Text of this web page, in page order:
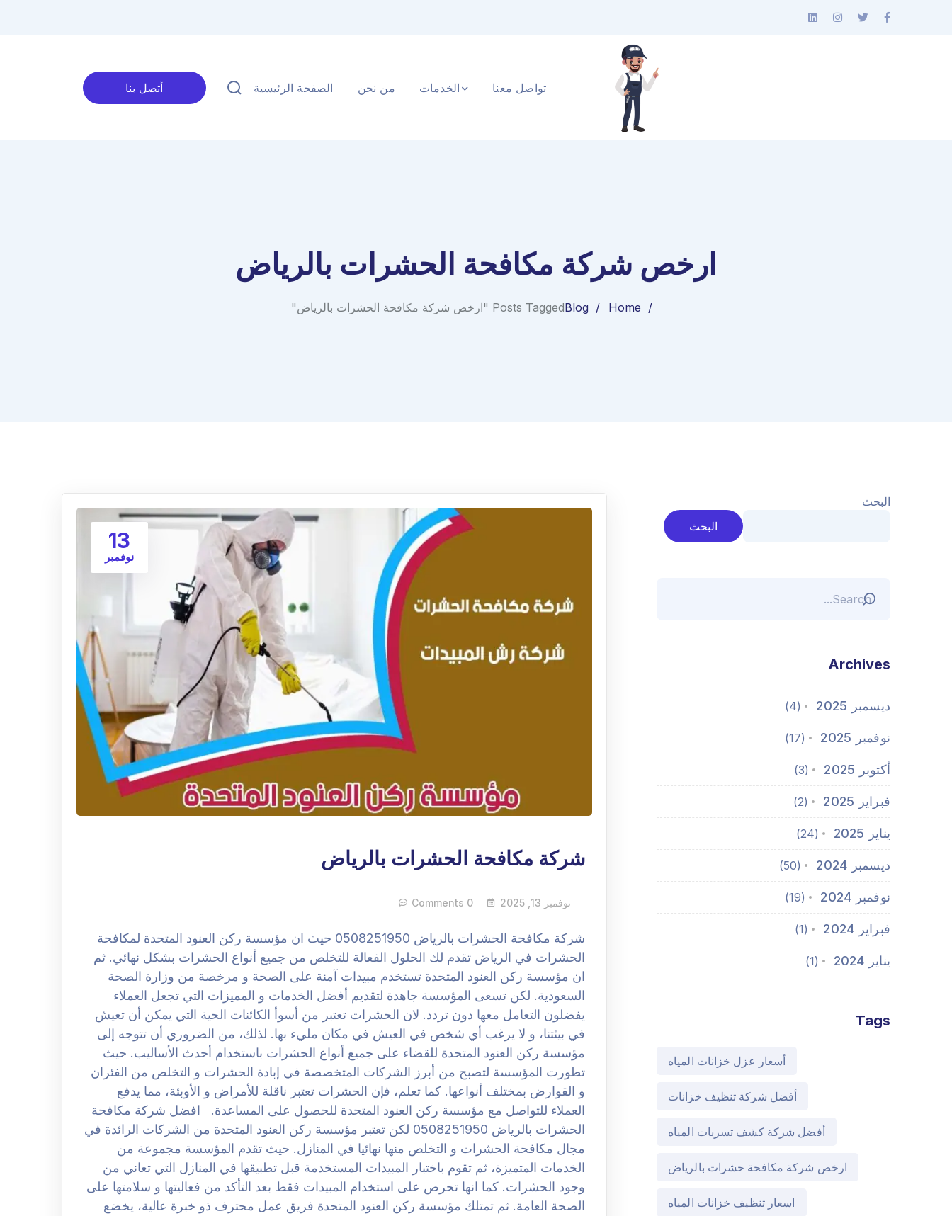
الصفحة الرئيسية من نحن الخدمات تواصل معنا أتصل بنا
ارخص شركة مكافحة الحشرات بالرياض
Home
BlogPosts Tagged "ارخص شركة مكافحة الحشرات بالرياض"
13
نوفمبر
شركة مكافحة الحشرات بالرياض
نوفمبر 13, 2025 0 Comments
شركة مكافحة الحشرات بالرياض 0508251950 حيث ان مؤسسة ركن العنود المتحدة لمكافحة
الحشرات في الرياض تقدم لك الحلول الفعالة للتخلص من جميع أنواع الحشرات بشكل نهائي. ثم
ان مؤسسة ركن العنود المتحدة تستخدم مبيدات آمنة على الصحة و مرخصة من وزارة الصحة
السعودية. لكن تسعى المؤسسة جاهدة لتقديم أفضل الخدمات و المميزات التي تجعل العملاء
يفضلون التعامل معها دون تردد. لان الحشرات تعتبر من أسوأ الكائنات الحية التي يمكن أن تعيش
في بيئتنا، و لا يرغب أي شخص في العيش في مكان مليء بها. لذلك، من الضروري أن تتوجه إلى
مؤسسة ركن العنود المتحدة للقضاء على جميع أنواع الحشرات باستخدام أحدث الأساليب. حيث
تطورت المؤسسة لتصبح من أبرز الشركات المتخصصة في إبادة الحشرات و التخلص من الفئران
و القوارض بمختلف أنواعها. كما تعلم، فإن الحشرات تعتبر ناقلة للأمراض و الأوبئة، مما يدفع
العملاء للتواصل مع مؤسسة ركن العنود المتحدة للحصول على المساعدة. افضل شركة مكافحة
الحشرات بالرياض 0508251950 لكن تعتبر مؤسسة ركن العنود المتحدة من الشركات الرائدة في
مجال مكافحة الحشرات و التخلص منها نهائيا في المنازل. حيث تقدم المؤسسة مجموعة من
الخدمات المتميزة، ثم تقوم باختبار المبيدات المستخدمة قبل تطبيقها في المنازل التي تعاني من
وجود الحشرات. كما انها تحرص على استخدام المبيدات فقط بعد التأكد من فعاليتها و سلامتها على
الصحة العامة. ثم تمتلك مؤسسة ركن العنود المتحدة فريق عمل محترف ذو خبرة عالية، يخضع
البحث
البحث
Archives
ديسمبر 2025 (4)
نوفمبر 2025 (17)
أكتوبر 2025 (3)
فبراير 2025 (2)
يناير 2025 (24)
ديسمبر 2024 (50)
نوفمبر 2024 (19)
فبراير 2024 (1)
يناير 2024 (1)
Tags
أسعار عزل خزانات المياه
أفضل شركة تنظيف خزانات
أفضل شركة كشف تسربات المياه
ارخص شركة مكافحة حشرات بالرياض
اسعار تنظيف خزانات المياه